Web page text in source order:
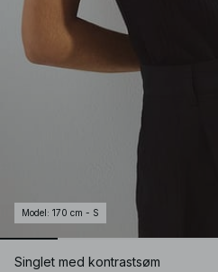
Model : 170 cm - S
Singlet med kontrastsøm